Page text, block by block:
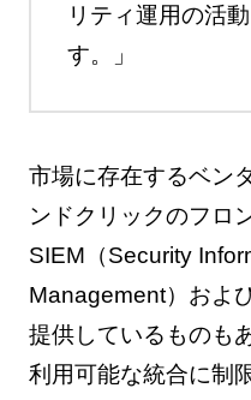
リティ運用の活
す。」
市場に存在するベン
ンドクリックのフロ
SIEM（Security
Management）およ
提供しているものも
利用可能な統合に制